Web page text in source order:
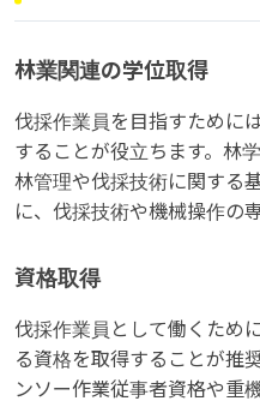
林業関連の学位取得
伐採作業員を目指すために
することが役立ちます。林
林管理や伐採技術に関する
に、伐採技術や機械操作の
資格取得
伐採作業員として働くため
る資格を取得することが推
ンソー作業従事者資格や重